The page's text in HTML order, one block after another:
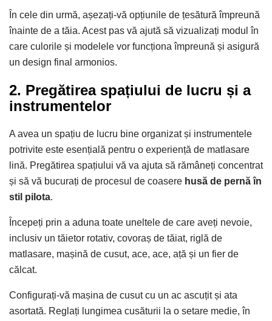
În cele din urmă, așezați-vă opțiunile de țesătură împreună
înainte de a tăia. Acest pas vă ajută să vizualizați modul în
care culorile și modelele vor funcționa împreună și asigură
un design final armonios.
2. Pregătirea spațiului de lucru și a
instrumentelor
A avea un spațiu de lucru bine organizat și instrumentele
potrivite este esențială pentru o experiență de matlasare
lină. Pregătirea spațiului vă va ajuta să rămâneți concentrat
și să vă bucurați de procesul de coasere husă de pernă în
stil pilota.
Începeți prin a aduna toate uneltele de care aveți nevoie,
inclusiv un tăietor rotativ, covoraș de tăiat, riglă de
matlasare, mașină de cusut, ace, ace, ață și un fier de
călcat.
Configurați-vă mașina de cusut cu un ac ascuțit și ata
asortată. Reglați lungimea cusăturii la o setare medie, în